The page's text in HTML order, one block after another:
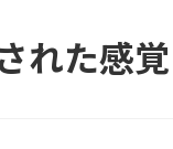
れた感